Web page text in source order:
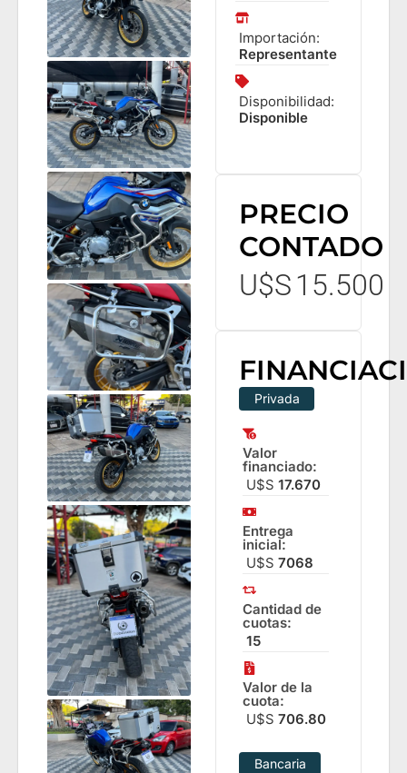
Importación:
Representante
Disponibilidad:
Disponible
PRECIO
CONTADO
U$S15.500
Privada
Valor
financiado:
U$S 17.670
Entrega
inicial:
U$S 7068
Cantidad de
cuotas:
15
Valor de la
cuota:
U$S 706.80
Bancaria